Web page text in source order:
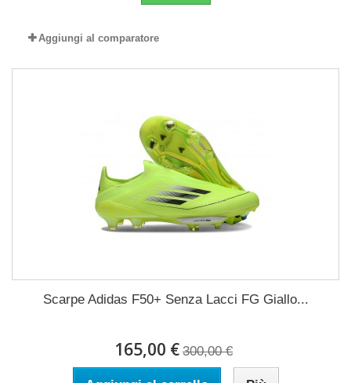
Aggiungi al comparatore
Scarpe Adidas F50+ Senza Lacci FG Giallo...
165,00 € 300,00 €